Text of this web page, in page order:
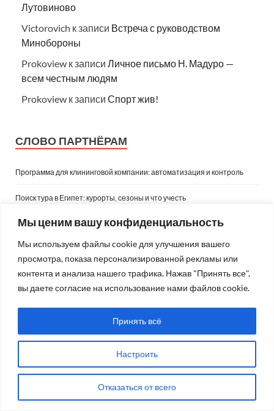
Мы ценим вашу конфиденциальность
Мы используем файлы cookie для улучшения вашего
просмотра, показа персонализированной рекламы или
контента и анализа нашего трафика. Нажав "Принять все",
вы даете согласие на использование нами файлов cookie.
Настроить
Отказаться от всего
Принять всё
Лутовиново
Victorovich к записи Встреча с руководством
Минобороны
Prokoview к записи Личное письмо Н. Мадуро —
всем честным людям
Prokoview к записи Спорт жив!
СЛОВО ПАРТНЁРАМ
Программа для клининговой компании: автоматизация и контроль
Поиск тура в Египет: курорты, сезоны и что учесть
Почему провокативная терапия работает там, где обычные разговоры
Что изменилось в обучении сметчиков в текущем году: новые
требования, софт и навыки, без которых уже не обойтись
ПРАЗДНИКИ
Август 2026